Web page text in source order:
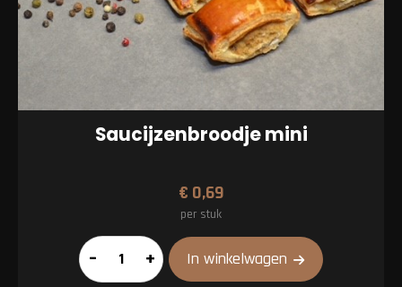
Saucijzenbroodje mini
€ 0,69
per stuk
Saucijzenbroodje
mini
– + In winkelwagen